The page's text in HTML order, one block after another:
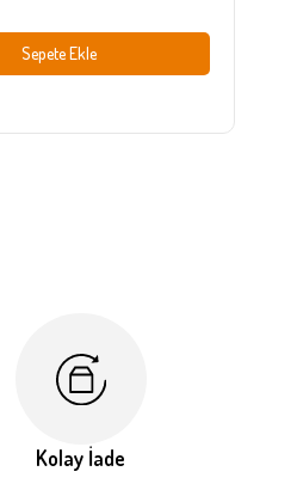
Sepete Ekle
Kolay İade